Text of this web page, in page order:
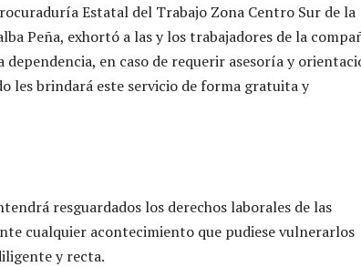
Estatal del Trabajo Zona Centro Sur de la
Peña, exhortó a las y los trabajadores de la
dependencia, en caso de requerir asesoría y
les brindará este servicio de forma gratuita y
resguardados los derechos laborales de las
cualquier acontecimiento que pudiese vulnerarlos
y recta.